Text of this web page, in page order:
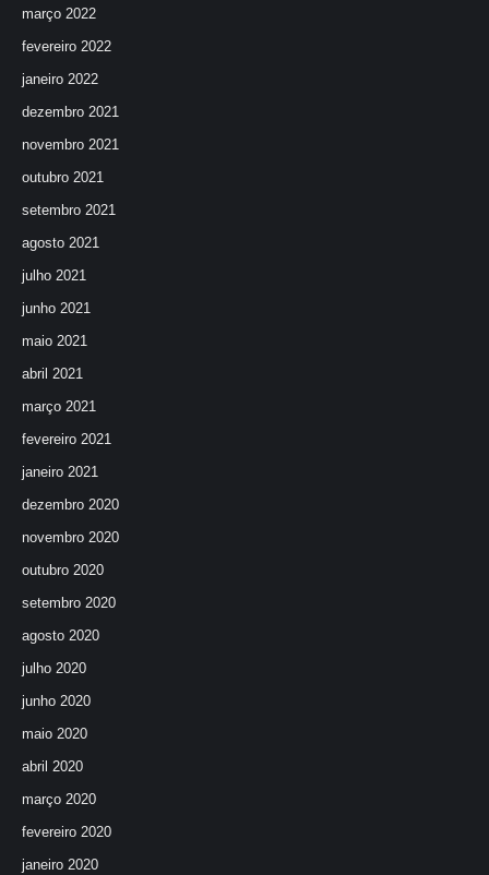
março 2022
fevereiro 2022
janeiro 2022
dezembro 2021
novembro 2021
outubro 2021
setembro 2021
agosto 2021
julho 2021
junho 2021
maio 2021
abril 2021
março 2021
fevereiro 2021
janeiro 2021
dezembro 2020
novembro 2020
outubro 2020
setembro 2020
agosto 2020
julho 2020
junho 2020
maio 2020
abril 2020
março 2020
fevereiro 2020
janeiro 2020